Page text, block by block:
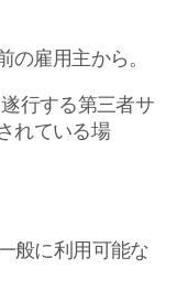
の雇用主から。
行する第三者サ
れている場
般に利用可能な